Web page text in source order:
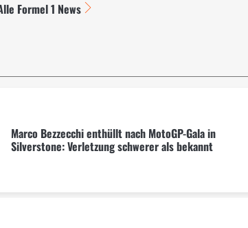
Formel 1 News
Marco Bezzecchi enthüllt nach MotoGP-Gala in
Silverstone: Verletzung schwerer als bekannt